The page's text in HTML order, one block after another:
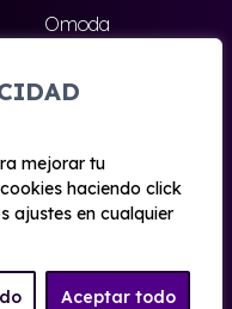
mejorar tu
haciendo click
ajustes en cualquier
Aceptar todo
Omoda
Todas las marcas
Renting